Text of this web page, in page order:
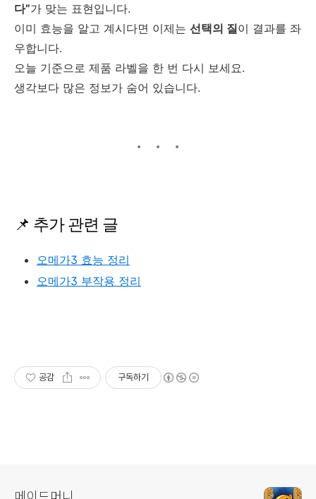
다”가 맞는 표현입니다.
이미 효능을 알고 계시다면 이제는 선택의 질이 결과를 좌
우합니다.
오늘 기준으로 제품 라벨을 한 번 다시 보세요.
생각보다 많은 정보가 숨어 있습니다.
📌 추가 관련 글
오메가3 효능 정리
오메가3 부작용 정리
공감 구독하기
메이드머니